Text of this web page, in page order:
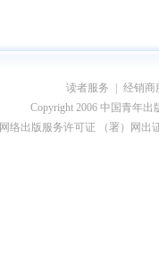
读者服务
经销商
Copyright 2006 中国青年出
网络出版服务许可证 （署）网出